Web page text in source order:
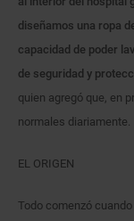
diseñamos una ropa
capacidad de poder
de seguridad y
quien agregó que, en
normales diariamente.
EL ORIGEN
Todo comenzó